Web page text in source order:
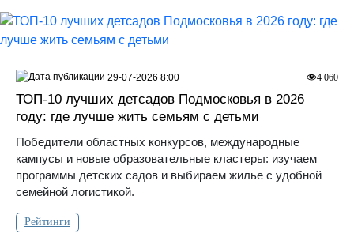
ТОП-10 лучших детсадов Подмосковья в 2026
году: где лучше жить семьям с детьми
Победители областных конкурсов, международные
кампусы и новые образовательные кластеры: изучаем
программы детских садов и выбираем жилье с удобной
семейной логистикой.
Рейтинги
4 060
29-07-2026 8:00